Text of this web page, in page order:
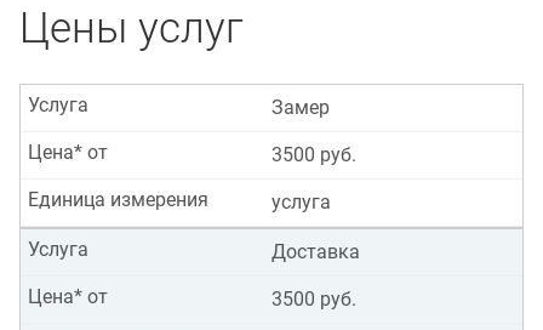
Цены услуг
Замер
Услуга
3500 руб.
Цена* от
услуга
Единица измерения
Доставка
Услуга
3500 руб.
Цена* от